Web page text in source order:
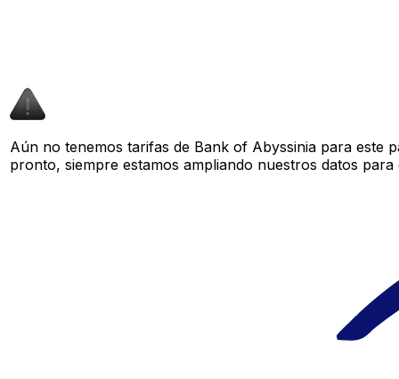
Aún no tenemos tarifas de Bank of Abyssinia para este
pronto, siempre estamos ampliando nuestros datos